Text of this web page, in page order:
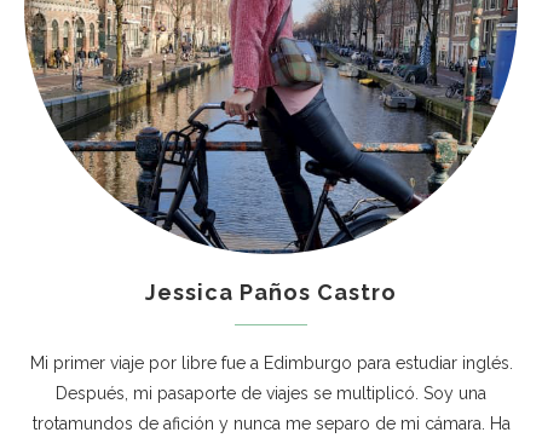
Jessica Paños Castro
Mi primer viaje por libre fue a Edimburgo para estudiar inglés.
Después, mi pasaporte de viajes se multiplicó. Soy una
trotamundos de afición y nunca me separo de mi cámara. Ha